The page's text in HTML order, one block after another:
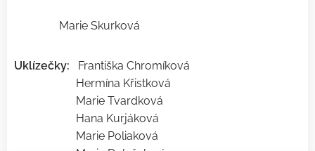
Marie Skurková
Uklízečky: Františka Chromíková
Hermína Křistková
Marie Tvardková
Hana Kurjáková
Marie Poliaková